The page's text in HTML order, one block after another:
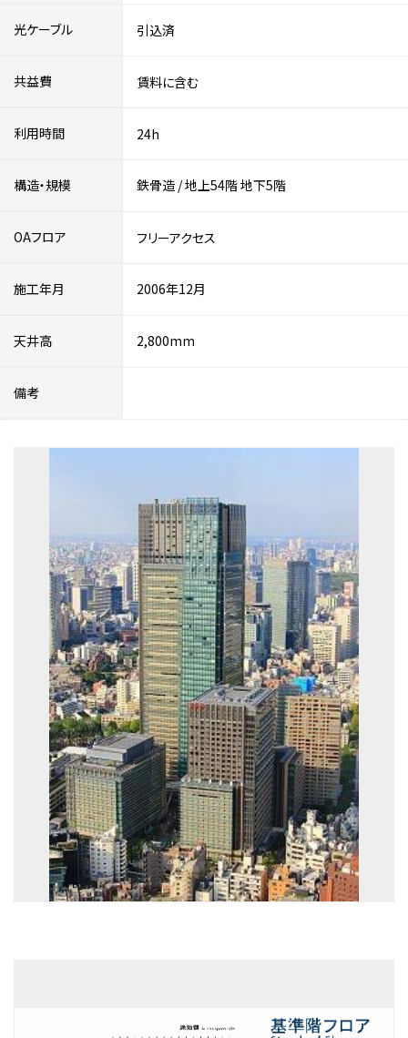
光ケーブル 引込済
共益費 賃料に含む
利用時間 24h
構造・規模 鉄骨造 /地上54階地下5階
OAフロア フリーアクセス
施工年月 2006年12月
天井高 2,800mm
備考